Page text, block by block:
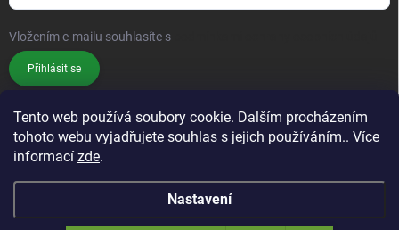
Tento web používá soubory cookie. Dalším procházením
tohoto webu vyjadřujete souhlas s jejich používáním.. Více
informací zde.
Nastavení
Vložením e-mailu souhlasíte s
Přihlásit se